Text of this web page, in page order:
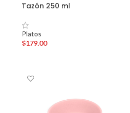
Tazón 250 ml
Platos
$179.00